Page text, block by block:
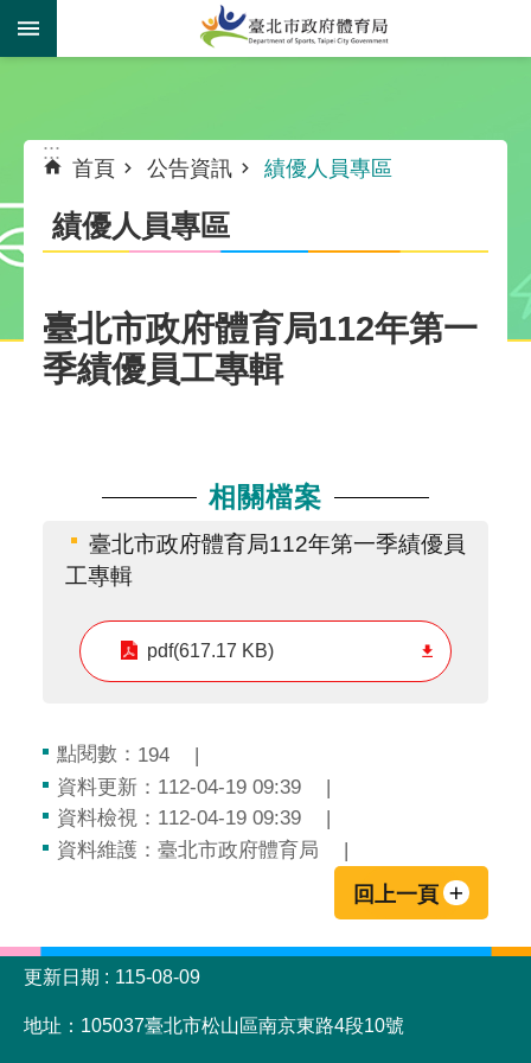
跳到主要內容區塊
:::
首頁 公告資訊 績優人員專區
績優人員專區
臺北市政府體育局112年第一
季績優員工專輯
相關檔案
臺北市政府體育局112年第一季績優員
工專輯
pdf(617.17 KB)
點閱數： 194
資料更新：112-04-19 09:39
資料檢視：112-04-19 09:39
資料維護：臺北市政府體育局
回上一頁
:::
更新日期
115-08-09
地址：105037臺北市松山區南京東路4段10號